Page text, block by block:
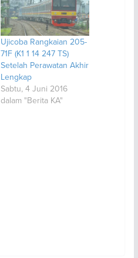
Ujicoba Rangkaian 205-
71F (K1 1 14 247 TS)
Setelah Perawatan Akhir
Lengkap
Sabtu, 4 Juni 2016
dalam "Berita KA"